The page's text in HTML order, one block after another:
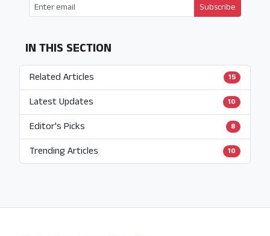
Subscribe
IN THIS SECTION
Related Articles 15
Latest Updates 10
Editor's Picks 8
Trending Articles 10